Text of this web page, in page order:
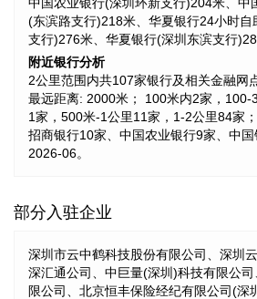
中国农业银行(深圳环新支行)204米、中
(东滨路支行)218米、华夏银行24小时
支行)276米、华夏银行(深圳东滨支行
附近银行分析
2公里范围内共107家银行及相关金融网
最远距离: 2000米； 100米内2家，
1家，500米-1公里11家，1-2公里84家
招商银行10家、中国农业银行9家、中国
2026-06。
部分入驻企业
深圳市云中鹤科技股份有限公司、深圳
深汇通公司、中巨量(深圳)科技有限公
限公司、北京恒丰保险经纪有限公司(深